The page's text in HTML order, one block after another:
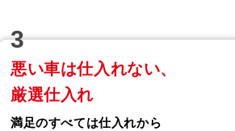
3
悪い車は仕入れない、
厳選仕入れ
満足のすべては仕入れから